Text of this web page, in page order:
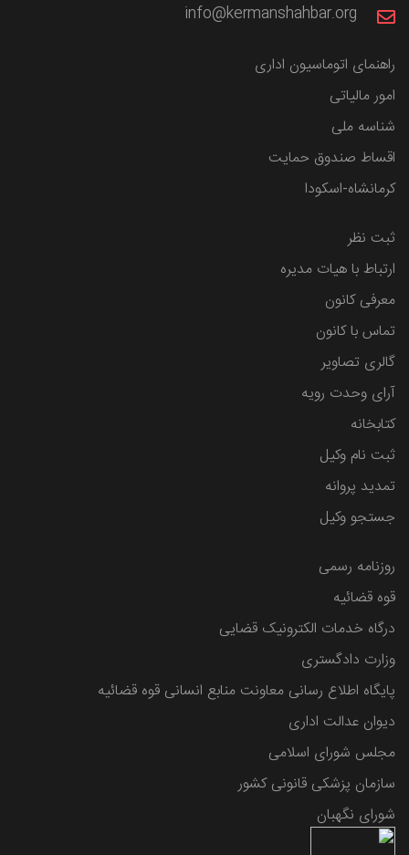
info@kermanshahbar.org
راهنمای اتوماسیون اداری
امور مالیاتی
شناسه ملی
اقساط صندوق حمایت
کرمانشاه-اسکودا
ثبت نظر
ارتباط با هیات مدیره
معرفی کانون
تماس با کانون
گالری تصاویر
آرای وحدت رویه
کتابخانه
ثبت نام وکیل
تمدید پروانه
جستجو وکیل
روزنامه رسمی
قوه قضائیه
درگاه خدمات الکترونیک قضایی
وزارت دادگستری
پایگاه اطلاع رسانی معاونت منابع انسانی قوه قضائیه
دیوان عدالت اداری
مجلس شورای اسلامی
سازمان پزشکی قانونی کشور
شورای نگهبان